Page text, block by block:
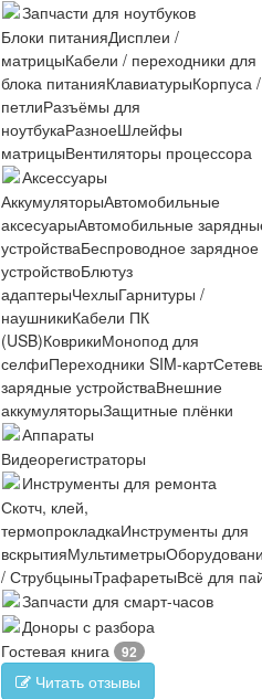
Запчасти для ноутбуков
Блоки питанияДисплеи /
матрицыКабели / переходники для
блока питанияКлавиатурыКорпуса /
петлиРазъёмы для
ноутбукаРазноеШлейфы
матрицыВентиляторы процессора
Аксессуары
АккумуляторыАвтомобильные
аксесуарыАвтомобильные
устройстваБеспроводное зарядное
устройствоБлютуз
адаптерыЧехлыГарнитуры /
наушникиКабели ПК
(USB)КоврикиМонопод для
селфиПереходники SIM-карт
зарядные устройстваВнешние
аккумуляторыЗащитные плёнки
Аппараты
Видеорегистраторы
Инструменты для ремонта
Скотч, клей,
термопрокладкаИнструменты для
вскрытияМультиметры
/ СтрубцыныТрафаретыВсё для
Запчасти для смарт-часов
Доноры с разбора
Гостевая книга
92
Читать отзывы